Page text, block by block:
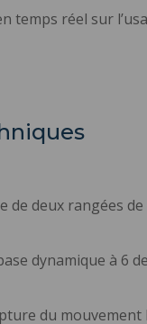
temps réel sur
de deux rangées
dynamique à 6
du mouvement